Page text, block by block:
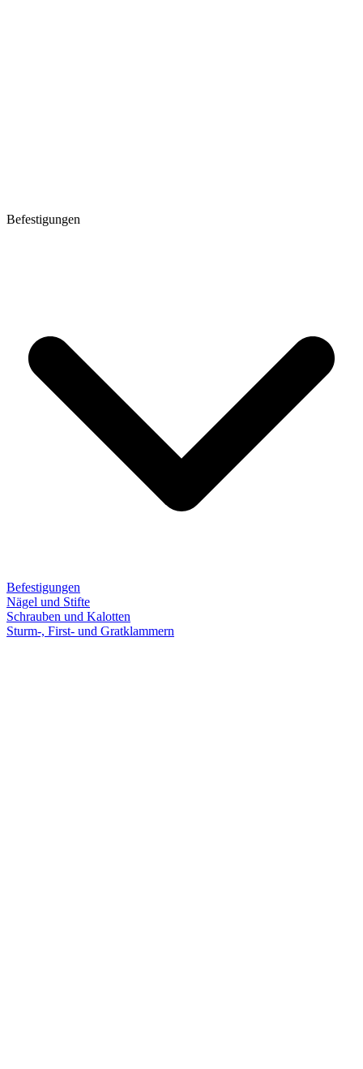
Befestigungen
Befestigungen
Nägel und Stifte
Schrauben und Kalotten
Sturm-, First- und Gratklammern